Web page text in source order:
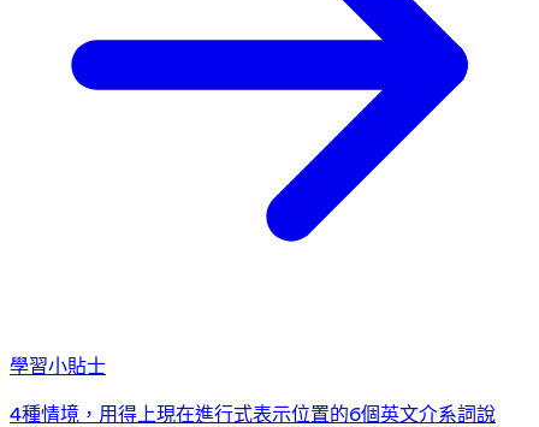
學習小貼士
4種情境，用得上現在進行式表示位置的6個英文介系詞說